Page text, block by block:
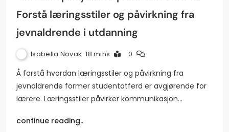
Forstå læringsstiler og påvirkning fra
jevnaldrende i utdanning
Isabella Novak 18 mins 0
Å forstå hvordan læringsstiler og påvirkning fra
jevnaldrende former studentatferd er avgjørende for
lærere. Læringsstiler påvirker kommunikasjon…
continue reading..